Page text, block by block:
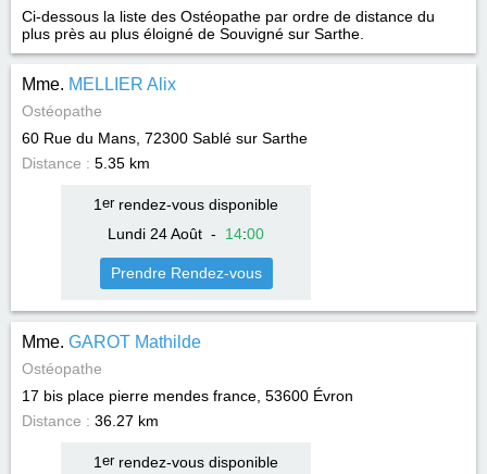
Ci-dessous la liste des Ostéopathe par ordre de distance du
plus près au plus éloigné de Souvigné sur Sarthe.
Mme. MELLIER Alix
Ostéopathe
60 Rue du Mans, 72300 Sablé sur Sarthe
Distance : 5.35 km
1 errendez-vous disponible
Lundi 24 Août - 14:00
Prendre Rendez-vous
Mme. GAROT Mathilde
Ostéopathe
17 bis place pierre mendes france, 53600 Évron
Distance : 36.27 km
1 errendez-vous disponible